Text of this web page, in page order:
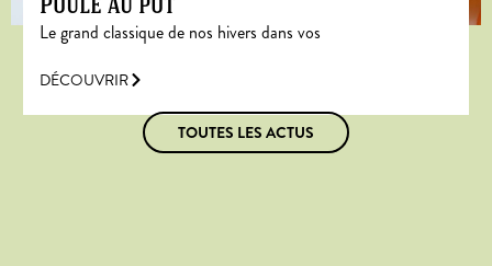
Poule au pot
Le grand classique de nos hivers dans vos
DÉCOUVRIR
TOUTES LES ACTUS